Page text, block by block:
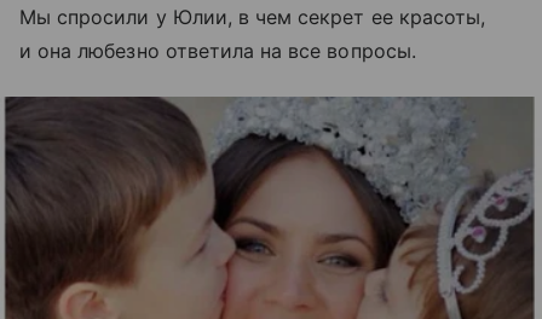
Мы спросили у Юлии, в чем секрет ее красоты,
и она любезно ответила на все вопросы.